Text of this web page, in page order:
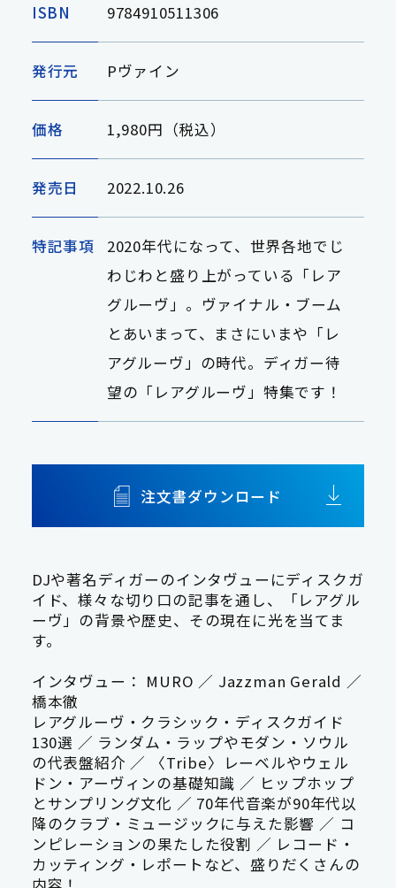
ISBN 9784910511306
発行元 Pヴァイン
価格 1,980円（税込）
発売日 2022.10.26
特記事項
2020年代になって、世界各地でじ
わじわと盛り上がっている「レア
グルーヴ」。ヴァイナル・ブーム
とあいまって、まさにいまや「レ
アグルーヴ」の時代。ディガー待
望の「レアグルーヴ」特集です！
注文書ダウンロード
DJや著名ディガーのインタヴューにディスクガ
イド、様々な切り口の記事を通し、「レアグル
ーヴ」の背景や歴史、その現在に光を当てま
す。
インタヴュー： MURO ／ Jazzman Gerald ／
橋本徹
レアグルーヴ・クラシック・ディスクガイド
130選 ／ ランダム・ラップやモダン・ソウル
の代表盤紹介 ／ 〈Tribe〉レーベルやウェル
ドン・アーヴィンの基礎知識 ／ ヒップホップ
とサンプリング文化 ／ 70年代音楽が90年代以
降のクラブ・ミュージックに与えた影響 ／ コ
ンピレーションの果たした役割 ／ レコード・
カッティング・レポートなど、盛りだくさんの